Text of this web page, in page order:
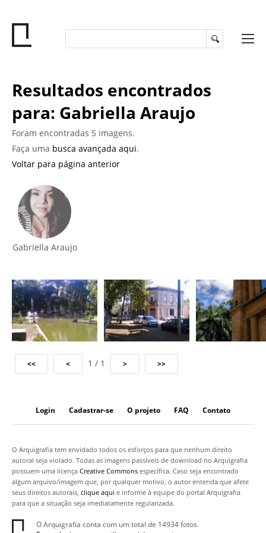
Resultados encontrados
para: Gabriella Araujo
Foram encontradas 5 imagens.
Faça uma busca avançada aqui.
Voltar para página anterior
Gabriella Araujo
1 / 1
Login Cadastrar-se O projeto FAQ Contato
O Arquigrafia tem envidado todos os esforços para que nenhum direito
autoral seja violado. Todas as imagens passíveis de download no Arquigrafia
possuem uma licença Creative Commons específica. Caso seja encontrado
algum arquivo/imagem que, por qualquer motivo, o autor entenda que afete
seus direitos autorais, clique aqui e informe à equipe do portal Arquigrafia
para que a situação seja imediatamente regularizada.
O Arquigrafia conta com um total de 14934 fotos.